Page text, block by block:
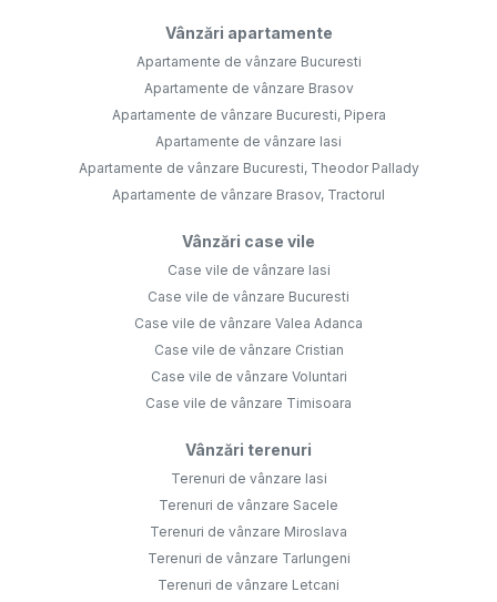
Vânzări apartamente
Apartamente de vânzare Bucuresti
Apartamente de vânzare Brasov
Apartamente de vânzare Bucuresti, Pipera
Apartamente de vânzare Iasi
Apartamente de vânzare Bucuresti, Theodor Pallady
Apartamente de vânzare Brasov, Tractorul
Vânzări case vile
Case vile de vânzare Iasi
Case vile de vânzare Bucuresti
Case vile de vânzare Valea Adanca
Case vile de vânzare Cristian
Case vile de vânzare Voluntari
Case vile de vânzare Timisoara
Vânzări terenuri
Terenuri de vânzare Iasi
Terenuri de vânzare Sacele
Terenuri de vânzare Miroslava
Terenuri de vânzare Tarlungeni
Terenuri de vânzare Letcani